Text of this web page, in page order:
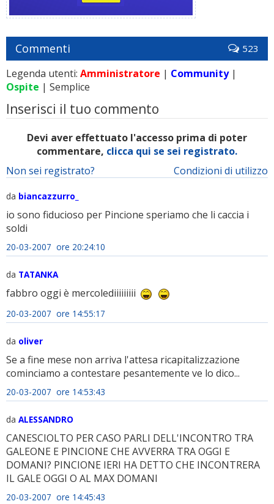
Commenti 523
Legenda utenti: Amministratore | Community|
Ospite | Semplice
Inserisci il tuo commento
Devi aver effettuato l'accesso prima di poter
commentare, clicca qui se sei registrato.
Condizioni di utilizzo
Non sei registrato?
da biancazzurro_
io sono fiducioso per Pincione speriamo che li caccia i
soldi
20-03-2007 ore 20:24:10
da TATANKA
fabbro oggi è mercolediiiiiiiii
20-03-2007 ore 14:55:17
da oliver
Se a fine mese non arriva l'attesa ricapitalizzazione
cominciamo a contestare pesantemente ve lo dico...
20-03-2007 ore 14:53:43
da ALESSANDRO
CANESCIOLTO PER CASO PARLI DELL'INCONTRO TRA
GALEONE E PINCIONE CHE AVVERRA TRA OGGI E
DOMANI? PINCIONE IERI HA DETTO CHE INCONTRERA
IL GALE OGGI O AL MAX DOMANI
20-03-2007 ore 14:45:43